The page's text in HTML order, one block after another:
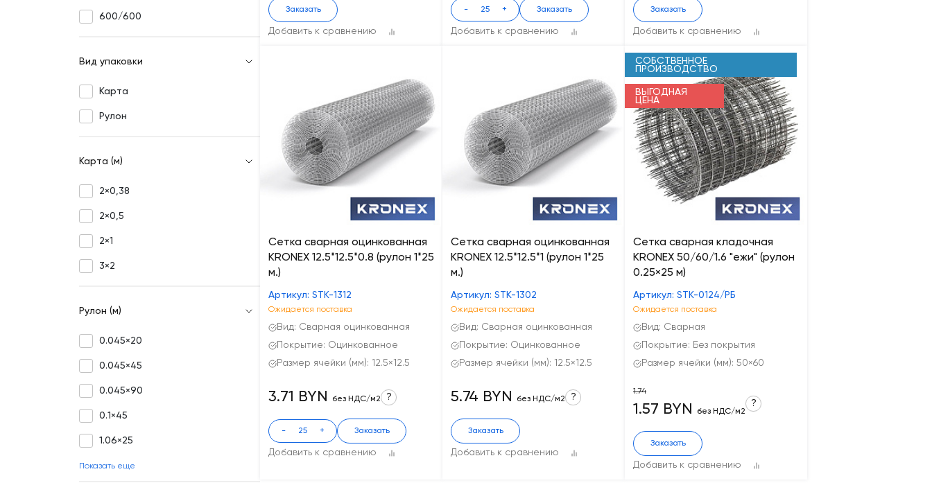
600/600
Вид упаковки
Карта
Рулон
Карта (м)
2×0,38
2×0,5
2×1
3×2
Рулон (м)
0.045×20
0.045×45
0.045×90
0.1×45
1.06×25
Показать еще
Добавить к сравнению
Заказать
Добавить к сравнению
- + Заказать
Добавить к сравнению
Заказать
Сетка сварная оцинкованная
KRONEX 12.5*12.5*0.8 (рулон 1*25
м.)
Артикул: STK-1312
Ожидается поставка
Вид: Сварная оцинкованная
Покрытие: Оцинкованное
Размер ячейки (мм): 12.5×12.5
Добавить к сравнению
3.71 BYN без НДС/м2 ?
- + Заказать
Сетка сварная оцинкованная
KRONEX 12.5*12.5*1 (рулон 1*25
м.)
Артикул: STK-1302
Ожидается поставка
Вид: Сварная оцинкованная
Покрытие: Оцинкованное
Размер ячейки (мм): 12.5×12.5
Добавить к сравнению
5.74 BYN без НДС/м2 ?
Заказать
СОБСТВЕННОЕ
ПРОИЗВОДСТВО
ВЫГОДНАЯ
ЦЕНА
Сетка сварная кладочная
KRONEX 50/60/1.6 "ежи" (рулон
0.25×25 м)
Артикул: STK-0124/РБ
Ожидается поставка
Вид: Сварная
Покрытие: Без покрытия
Размер ячейки (мм): 50×60
Добавить к сравнению
1.74
1.57 BYN без НДС/м2
?
Заказать